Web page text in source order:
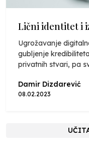
Lični identitet i
Ugrožavanje
gubljenje
privatnih stvari, pa
Damir Dizdarević
08.02.2023